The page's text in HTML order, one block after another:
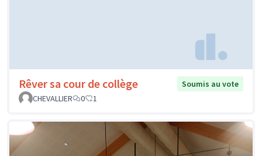
Rêver sa cour de collège
Soumis au vote
CHEVALLIER
0 1